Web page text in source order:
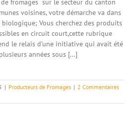
fromages sur le secteur du canton
voisines, votre démarche va dans
Vous cherchez des produits
en circuit court,cette rubrique
le relais d'une initiative qui avait été
années sous [...]
| Producteurs de Fromages | 2 Commentaires